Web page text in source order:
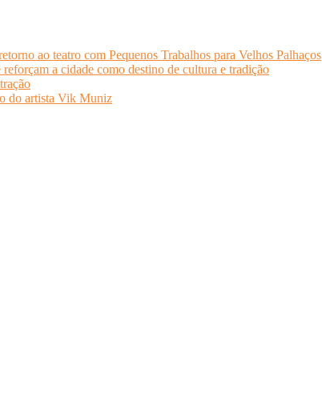
ao teatro com Pequenos Trabalhos para Velhos Palhaços
a cidade como destino de cultura e tradição
do artista Vik Muniz